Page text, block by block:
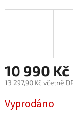
10 990 Kč
13 297,90 Kč včetně
cena:
Vyprodáno